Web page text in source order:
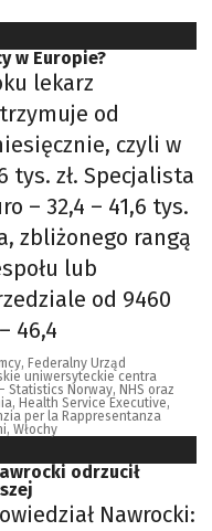
w Europie?
lekarz
od
czyli w
tys. zł. Specjalista
– 32,4 – 41,6 tys.
zbliżonego rangą
lub
od 9460
46,4
Federalny Urząd
uniwersyteckie centra
Statistics Norway, NHS oraz
Health Service Executive,
per la Rappresentanza
Włochy
odrzucił
Nawrocki: